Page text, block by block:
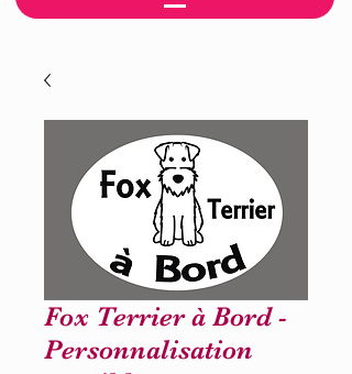
Fox Terrier à Bord -
Personnalisation